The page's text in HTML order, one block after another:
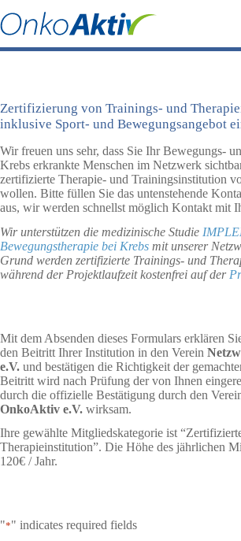
to
content
Zertifizierung von Trainings- und
inklusive Sport- und Bewegungsangebot
Wir freuen uns sehr, dass Sie Ihr Bewegungs-
Krebs erkrankte Menschen im Netzwerk
zertifizierte Therapie- und Trainingsinstitution
wollen. Bitte füllen Sie das untenstehende
aus, wir werden schnellst möglich Kontakt mit
Wir unterstützen die medizinische Studie
Bewegungstherapie bei Krebs mit unserer
Grund werden zertifizierte Trainings- und
während der Projektlaufzeit kostenfrei auf der
Mit dem Absenden dieses Formulars erklären
den Beitritt Ihrer Institution in den Verein
e.V. und bestätigen die Richtigkeit der
Beitritt wird nach Prüfung der von Ihnen
durch die offizielle Bestätigung durch den
OnkoAktiv e.V. wirksam.
Ihre gewählte Mitgliedskategorie ist
Therapieinstitution”. Die Höhe des jährlichen
120€ / Jahr.
"*" indicates required fields